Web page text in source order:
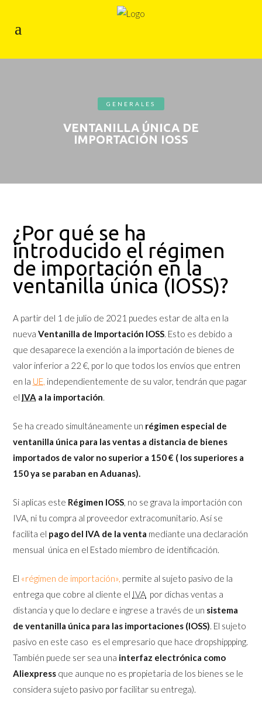
GENERALES
VENTANILLA ÚNICA DE
IMPORTACIÓN IOSS
¿Por qué se ha
introducido el régimen
de importación en la
ventanilla única (IOSS)?
A partir del 1 de julio de 2021 puedes estar de alta en la
nuevaVentanilla de Importación IOSS. Esto es debido a
que desaparece la exención a la importación de bienes de
valor inferior a 22 €, por lo que todos los envíos que entren
en la UE, independientemente de su valor, tendrán que pagar
el IVA a la importación.
Se ha creado simultáneamente un régimen especial de
ventanilla única para las ventas a distancia de bienes
importados de valor no superior a 150 € ( los superiores a
150 ya se paraban en Aduanas).
Si aplicas este Régimen IOSS, no se grava la importación con
IVA, ni tu compra al proveedor extracomunitario. Así se
facilita el pago del IVA de la venta mediante una declaración
mensual única en el Estado miembro de identificación.
El «régimen de importación», permite al sujeto pasivo de la
entrega que cobre al cliente el IVA por dichas ventas a
distancia y que lo declare e ingrese a través de un sistema
de ventanilla única para las importaciones (IOSS). El sujeto
pasivo en este caso es el empresario que hace dropshippping.
También puede ser sea una interfaz electrónica como
Aliexpress que aunque no es propietaria de los bienes se le
considera sujeto pasivo por facilitar su entrega).